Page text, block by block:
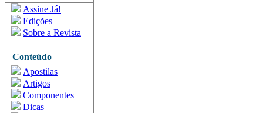
Assine Já!
Edições
Sobre a Revista
Conteúdo
Apostilas
Artigos
Componentes
Dicas